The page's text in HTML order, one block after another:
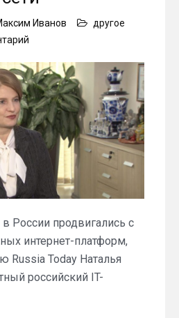
Иванов
другое
Касперская
рассказала
о
том,
как
организовывались
протесты
России продвигались с
интернет-платформ,
Russia Today Наталья
российский IT-